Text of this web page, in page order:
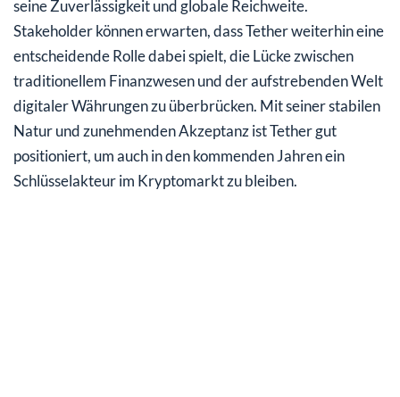
seine Zuverlässigkeit und globale Reichweite.
Stakeholder können erwarten, dass Tether weiterhin eine
entscheidende Rolle dabei spielt, die Lücke zwischen
traditionellem Finanzwesen und der aufstrebenden Welt
digitaler Währungen zu überbrücken. Mit seiner stabilen
Natur und zunehmenden Akzeptanz ist Tether gut
positioniert, um auch in den kommenden Jahren ein
Schlüsselakteur im Kryptomarkt zu bleiben.